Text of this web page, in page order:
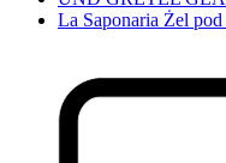
La Saponaria Żel